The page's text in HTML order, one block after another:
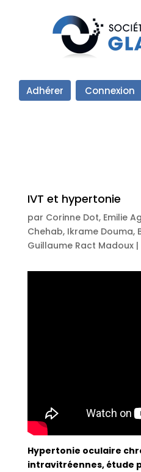
Adhérer Connexion
IVT et hypertonie
par Corinne Dot, Emilie
Chehab, Ikrame Douma,
Guillaume Ract Madoux|
Hypertonie oculaire
intravitréennes, étude